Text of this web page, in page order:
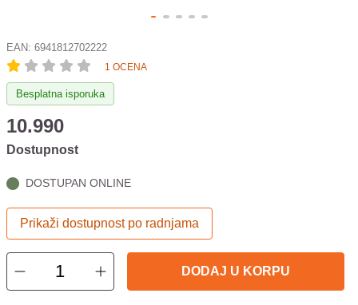
EAN: 6941812702222
1 OCENA
Besplatna isporuka
10.990
Dostupnost
DOSTUPAN ONLINE
Prikaži dostupnost po radnjama
DODAJ U KORPU